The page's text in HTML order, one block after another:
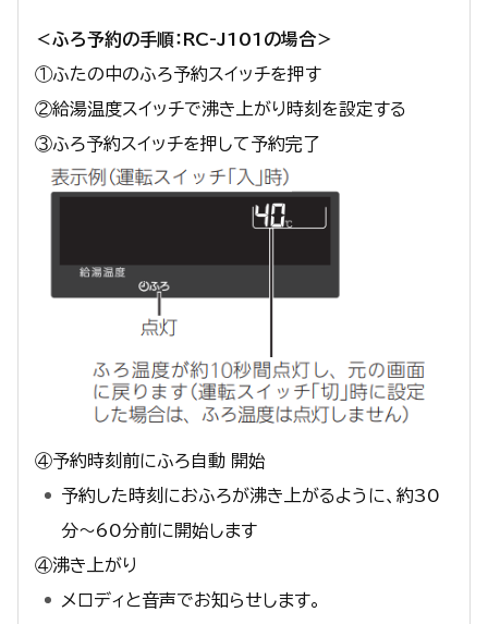
＜ふろ予約の手順：RC-J101の場合＞
①ふたの中のふろ予約スイッチを押す
②給湯温度スイッチで沸き上がり時刻を設定する
③ふろ予約スイッチを押して予約完了
④予約時刻前にふろ自動 開始
予約した時刻におふろが沸き上がるように、約30
分～60分前に開始します
④沸き上がり
メロディと音声でお知らせします。